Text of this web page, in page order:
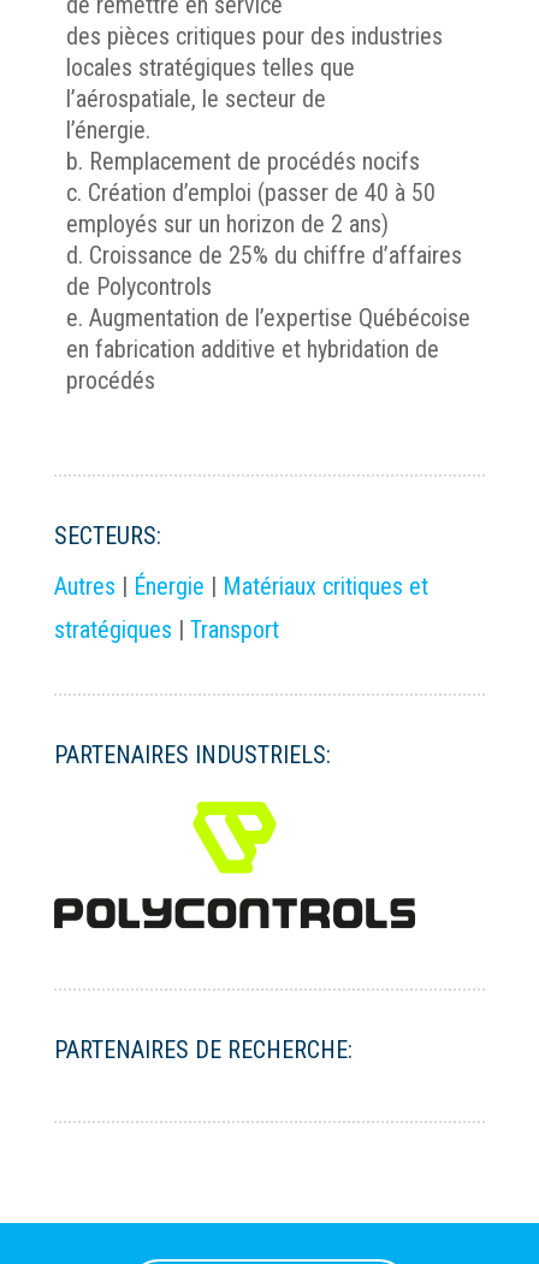
des pièces critiques pour des industries
locales stratégiques telles que
l’aérospatiale, le secteur de
l’énergie.
b. Remplacement de procédés nocifs
c. Création d’emploi (passer de 40 à 50
employés sur un horizon de 2 ans)
d. Croissance de 25% du chiffre d’affaires
de Polycontrols
e. Augmentation de l’expertise Québécoise
en fabrication additive et hybridation de
procédés
SECTEURS:
Autres | Énergie | Matériaux critiques et
stratégiques | Transport
PARTENAIRES INDUSTRIELS:
PARTENAIRES DE RECHERCHE: